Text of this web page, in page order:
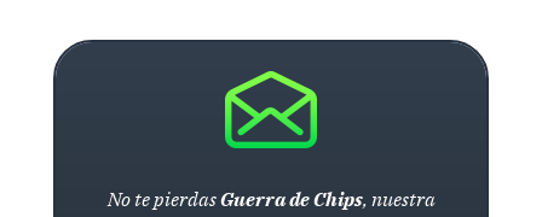
No te pierdasGuerra de Chips, nuestra